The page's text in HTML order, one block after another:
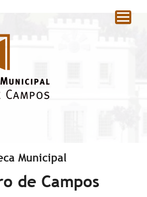
Municipal
de Campos